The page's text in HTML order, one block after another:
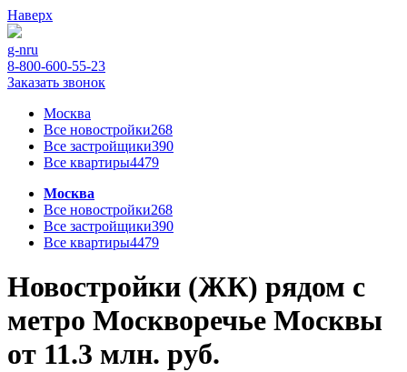
Наверх
g-nru
8-800-600-55-23
Заказать звонок
Москва
Все новостройки268
Все застройщики390
Все квартиры4479
Москва
Все новостройки268
Все застройщики390
Все квартиры4479
Новостройки (ЖК) рядом с
метро Москворечье Москвы
от 11.3 млн. руб.